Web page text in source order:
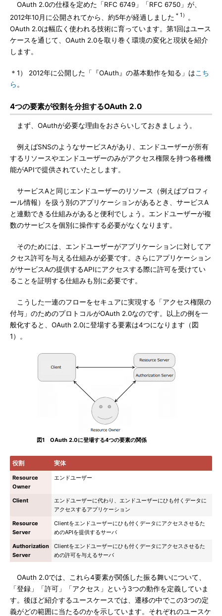
OAuth 2.0の仕様を定めた「RFC 6749」「RFC 6750」が、
2012年10月に公開されてから、約5年が経過しました ＊1）
。
OAuth 2.0は幅広く使われる技術に育っています。第1回はユース
ケースを通じて、OAuth 2.0を取り巻く環境の変化と現状を紹介
します。
＊1） 2012年に公開した「『OAuth』の基本動作を知る」はこち
ら 。
4つの要素が役割を分担するOAuth 2.0
まず、OAuthが必要な理由をおさらいしておきましょう。
例えばSNSのようなサービスAがあり、エンドユーザーが所有
するリソースやエンドユーザーのみがアクセス権限を持つ各種機
能がAPIで提供されていたとします。
サービスAと同じエンドユーザーのリソース（例えばプロフィ
ール情報）を扱う別のアプリケーションがあるとき、サービスA
と連動できる仕組みがあると便利でしょう。エンドユーザーが複
数のサービスを個別に操作する必要がなくなります。
そのためには、エンドユーザーがアプリケーションに対してア
クセス許可を与える仕組みが必要です。さらにアプリケーション
がサービスAの提供するAPIにアクセスする際に許可を受けてい
ることを証明する仕組みも別に必要です。
こうした一連のフローをセキュアに実現する「アクセス権限の
付与」のためのプロトコルがOAuth 2.0なのです。以上の例を一
般化すると、OAuth 2.0に登場する要素は4つになります（図
1）。
図1 OAuth 2.0に登場する4つの要素の関係
役割 実体
Resource
Owner
エンドユーザー
Client
エンドユーザーに代わり、エンドユーザーにひも付くデータに
アクセスするアプリケーション
Resource
Server
Clientをエンドユーザーにひも付くデータにアクセスさせるた
めのAPIを提供するサーバ
Authorization
Server
Clientをエンドユーザーにひも付くデータにアクセスさせるた
めの許可を与えるサーバ
OAuth 2.0では、これら4要素が関係した振る舞いについて、
「登録」「許可」「アクセス」という3つの動作を定義していま
す。後ほど紹介するユースケースでは、遷移の中でこの3つの定
義がどの範囲に当たるのかを示しています。それぞれのユースケ